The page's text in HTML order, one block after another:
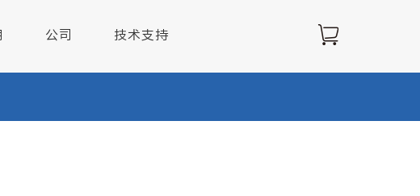
慧畜牧解决方案
公司 技术支持